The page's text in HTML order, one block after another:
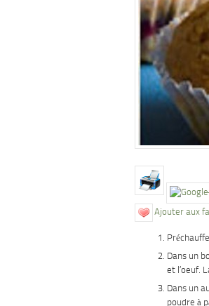
Ajouter aux
Dans un
et l’oeuf.
Dans un
poudre à